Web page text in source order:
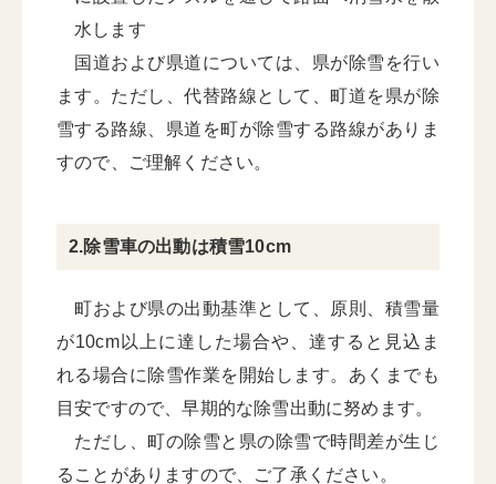
水します
国道および県道については、県が除雪を行い
ます。ただし、代替路線として、町道を県が除
雪する路線、県道を町が除雪する路線がありま
すので、ご理解ください。
2.除雪車の出動は積雪10cm
町および県の出動基準として、原則、積雪量
が10cm以上に達した場合や、達すると見込ま
れる場合に除雪作業を開始します。あくまでも
目安ですので、早期的な除雪出動に努めます。
ただし、町の除雪と県の除雪で時間差が生じ
ることがありますので、ご了承ください。